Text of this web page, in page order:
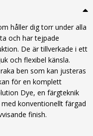
håller dig torr under alla
och har tejpade
De är tillverkade i ett
och flexibel känsla.
ben som kan justeras
för en komplett
Dye, en färgteknik
konventionellt färgad
finish.